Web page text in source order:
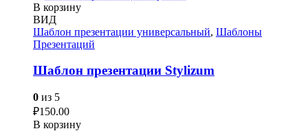
В корзину
ВИД
Шаблон презентации универсальный, Шаблоны
Презентаций
Шаблон презентации Stylizum
0 из 5
₽150.00
В корзину